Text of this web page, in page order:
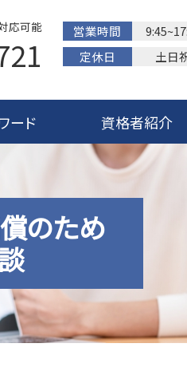
のため
応可能 営業時間
定休日
土日
ード 資格者紹介